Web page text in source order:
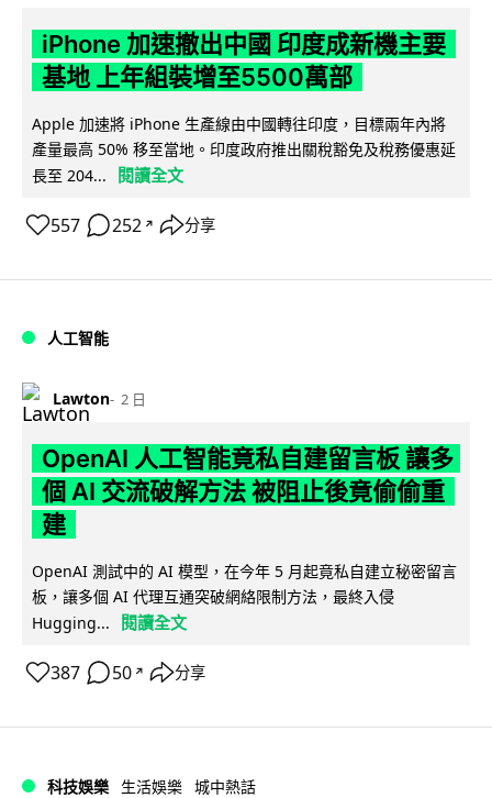
iPhone 加速撤出中國 印度成新機主要
基地 上年組裝增至5500萬部
Apple 加速將 iPhone 生產線由中國轉往印度，目標兩年內將
產量最高 50% 移至當地。印度政府推出關稅豁免及稅務優惠延
長至 204...
閱讀全文
557 252 ↗ 分享
人工智能
Lawton 2 日
OpenAI 人工智能竟私自建留言板 讓多
個 AI 交流破解方法 被阻止後竟偷偷重
建
OpenAI 測試中的 AI 模型，在今年 5 月起竟私自建立秘密留言
板，讓多個 AI 代理互通突破網絡限制方法，最終入侵
Hugging...
閱讀全文
387 50 ↗ 分享
科技娛樂 生活娛樂 城中熱話